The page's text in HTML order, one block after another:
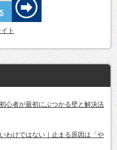
ト
心者が最初にぶつかる壁と解決法
わけではない｜止まる原因は「や